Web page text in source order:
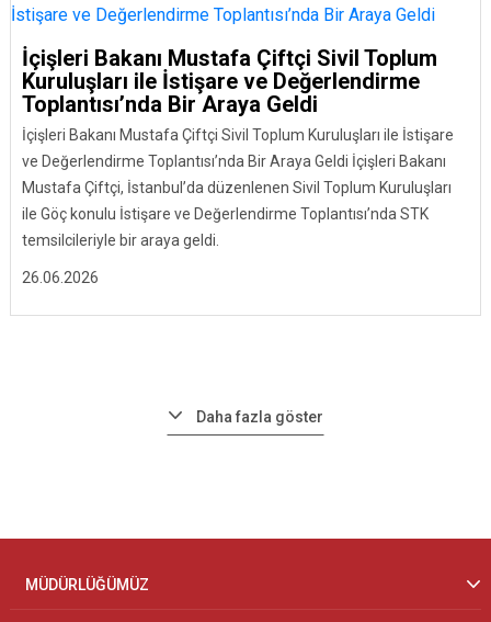
26.06.2026
İçişleri Bakanı Mustafa Çiftçi Sivil Toplum
Kuruluşları ile İstişare ve Değerlendirme
Toplantısı’nda Bir Araya Geldi
İçişleri Bakanı Mustafa Çiftçi Sivil Toplum Kuruluşları ile İstişare
ve Değerlendirme Toplantısı’nda Bir Araya Geldi İçişleri Bakanı
Mustafa Çiftçi, İstanbul’da düzenlenen Sivil Toplum Kuruluşları
ile Göç konulu İstişare ve Değerlendirme Toplantısı’nda STK
temsilcileriyle bir araya geldi.
Daha fazla göster
MÜDÜRLÜĞÜMÜZ